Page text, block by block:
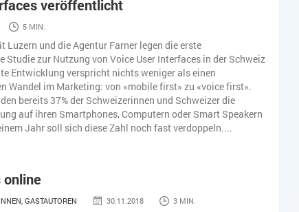
veröffentlicht
5 MIN.
Luzern und die Agentur Farner legen die erste
Studie zur Nutzung von Voice User Interfaces in der Schweiz
Entwicklung verspricht nichts weniger als einen
Wandel im Marketing: von «mobile first» zu «voice first».
bereits 37% der Schweizerinnen und Schweizer die
auf ihren Smartphones, Computern oder Smart Speakern
Jahr soll sich diese Zahl noch fast verdoppeln....
online
GASTAUTOREN 30.11.2018 3 MIN.